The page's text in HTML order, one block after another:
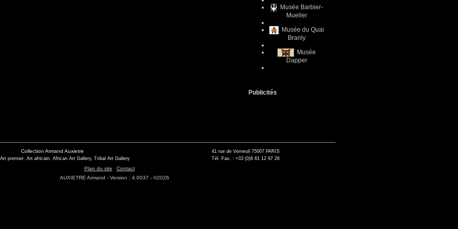
Musée Barbier-
Mueller
Musée du Quai
Branly
Musée
Dapper
Publicités
Collection Armand Auxietre
premier, Art africain, African Art Gallery, Tribal Art Gallery
41 rue de Verneuil 75007 PARIS
Tél. Fax. : +33 (0)6 61 12 97 26
Plan du site
Contact
AUXIETRE Armand - Version : 4.0037 - ©2026